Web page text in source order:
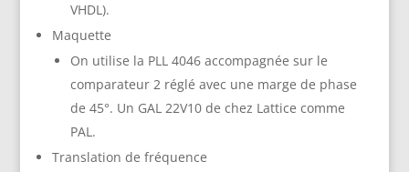
VHDL).
Maquette
On utilise la PLL 4046 accompagnée sur le
comparateur 2 réglé avec une marge de phase
de 45°. Un GAL 22V10 de chez Lattice comme
PAL.
Translation de fréquence